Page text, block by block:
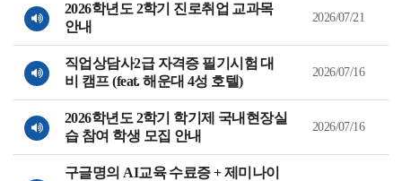
시
목
을
등
림
순
2026학년도 2학기 진로취업 교과목
안내
2026/07/21
직업상담사2급 자격증 필기시험 대
비 캠프 (feat. 해운대 4성 호텔)
2026/07/16
2026학년도 2학기 학기제 국내현장실
습 참여 학생 모집 안내
2026/07/16
구글명의 AI교육 수료증 + 제미나이